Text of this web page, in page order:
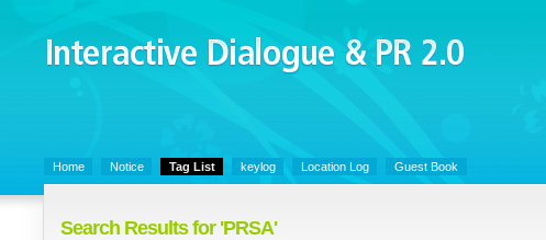
Interactive Dialogue &
PR 2.0
Home Notice Tag List keylog Location Log Guest Book
Search Results for 'PRSA'